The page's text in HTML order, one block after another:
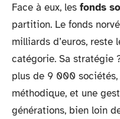
Face à eux, les fonds
partition. Le fonds
milliards d’euros, reste
catégorie. Sa stratégie
plus de 9 000
méthodique, et une
générations, bien loin